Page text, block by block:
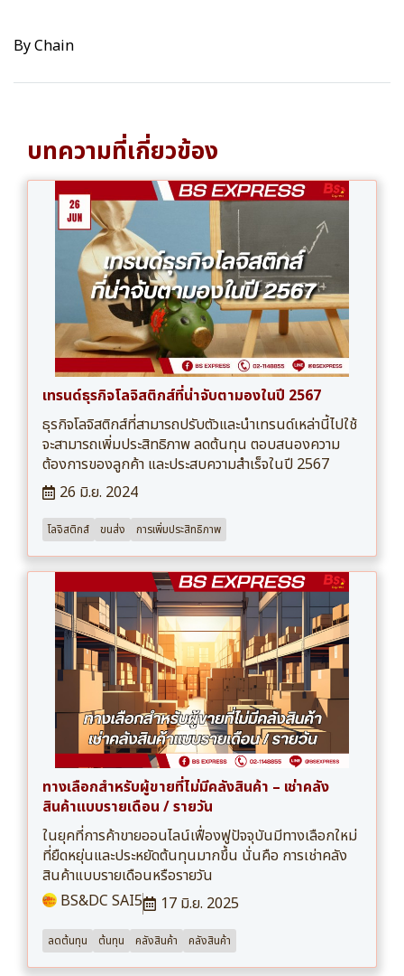
By Chain
บทความที่เกี่ยวข้อง
เทรนด์ธุรกิจโลจิสติกส์ที่น่าจับตามองในปี 2567
ธุรกิจโลจิสติกส์ที่สามารถปรับตัวและนำเทรนด์เหล่านี้ไปใช้
จะสามารถเพิ่มประสิทธิภาพ ลดต้นทุน ตอบสนองความ
ต้องการของลูกค้า และประสบความสำเร็จในปี 2567
26 มิ.ย. 2024
โลจิสติกส์ ขนส่ง การเพิ่มประสิทธิภาพ
ทางเลือกสำหรับผู้ขายที่ไม่มีคลังสินค้า – เช่าคลัง
สินค้าแบบรายเดือน / รายวัน
ในยุคที่การค้าขายออนไลน์เฟื่องฟูปัจจุบันมีทางเลือกใหม่
ที่ยืดหยุ่นและประหยัดต้นทุนมากขึ้น นั่นคือ การเช่าคลัง
สินค้าแบบรายเดือนหรือรายวัน
BS&DC SAI5
17 มิ.ย. 2025
ลดต้นทุน ต้นทุน คลังสินค้า คลังสินค้า